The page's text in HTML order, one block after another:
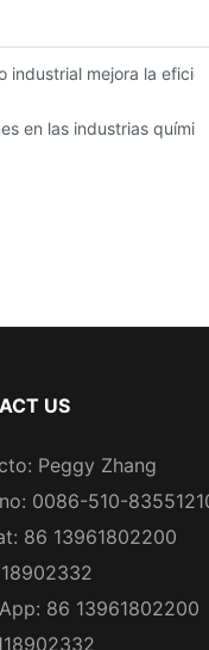
industrial mejora la
en las industrias
US
Peggy Zhang
0086-510-
86 13961802200
86 13961802200